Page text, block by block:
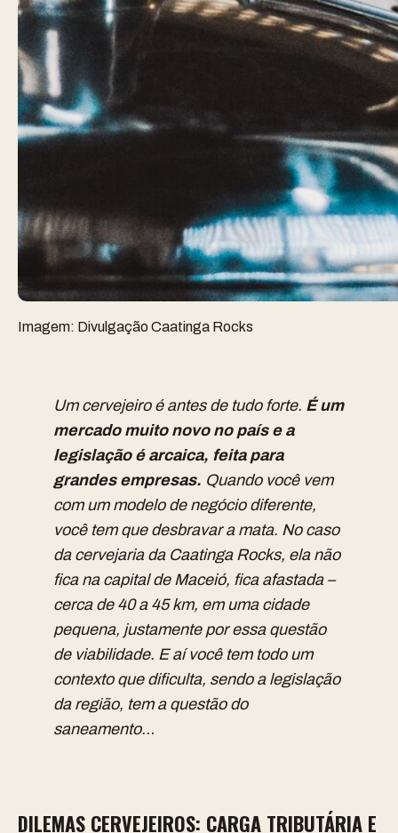
Imagem: Divulgação Caatinga Rocks
Um cervejeiro é antes de tudo forte. É um
mercado muito novo no país e a
legislação é arcaica, feita para
grandes empresas. Quando você vem
com um modelo de negócio diferente,
você tem que desbravar a mata. No caso
da cervejaria da Caatinga Rocks, ela não
fica na capital de Maceió, fica afastada –
cerca de 40 a 45 km, em uma cidade
pequena, justamente por essa questão
de viabilidade. E aí você tem todo um
contexto que dificulta, sendo a legislação
da região, tem a questão do
saneamento…
DILEMAS CERVEJEIROS: CARGA TRIBUTÁRIA E